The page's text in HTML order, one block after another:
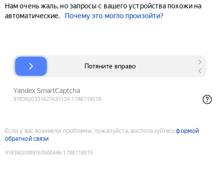
Нам очень жаль, но запросы с вашего устройства похожи на
автоматические.
Почему это могло произойти?
Если у вас возникли проблемы, пожалуйста, воспользуйтесьформой
обратной связи
9183920089163500446:1786118515